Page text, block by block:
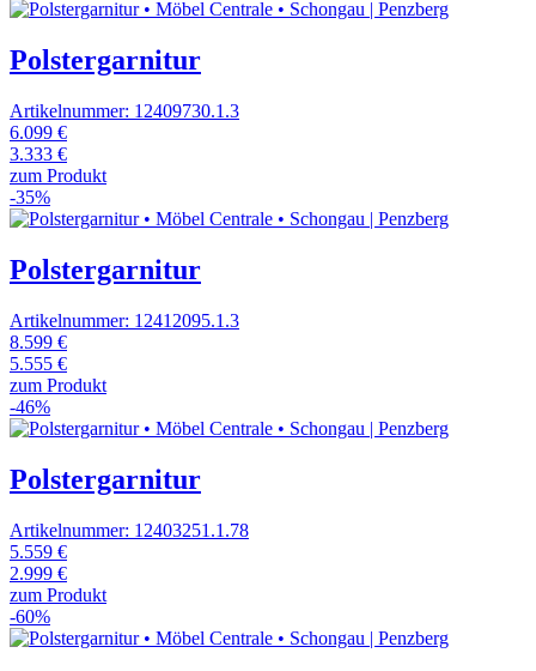
Polstergarnitur
Artikelnummer: 12409730.1.3
6.099 €
3.333 €
zum Produkt
-35%
Polstergarnitur
Artikelnummer: 12412095.1.3
8.599 €
5.555 €
zum Produkt
-46%
Polstergarnitur
Artikelnummer: 12403251.1.78
5.559 €
2.999 €
zum Produkt
-60%